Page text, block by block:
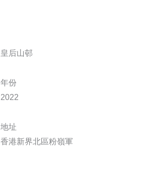
皇后山邨
年份
2022
地址
香港新界北區粉嶺軍